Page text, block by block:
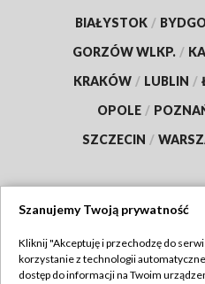
BIAŁYSTOK /
GORZÓW WLKP. /
KRAKÓW / LUBLIN /
OPOLE /
SZCZECIN /
Szanujemy Twoją prywatność
Kliknij "Akceptuję i przechodzę do
korzystanie z technologii
dostęp do informacji na Twoim